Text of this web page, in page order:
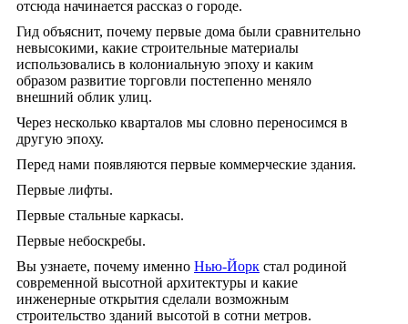
отсюда начинается рассказ о городе.
Гид объяснит, почему первые дома были сравнительно
невысокими, какие строительные материалы
использовались в колониальную эпоху и каким
образом развитие торговли постепенно меняло
внешний облик улиц.
Через несколько кварталов мы словно переносимся в
другую эпоху.
Перед нами появляются первые коммерческие здания.
Первые лифты.
Первые стальные каркасы.
Первые небоскребы.
Вы узнаете, почему именно Нью-Йорк стал родиной
современной высотной архитектуры и какие
инженерные открытия сделали возможным
строительство зданий высотой в сотни метров.